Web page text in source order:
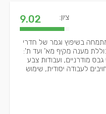
ציון: 9.02
בשיפוץ וגמר של חדרי
מענה מקיף מא' ועד ת':
גבס מודרניים, ועבודות צבע
לעבודה יסודית, שימוש